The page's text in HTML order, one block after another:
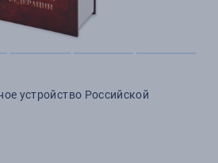
устройство Российской